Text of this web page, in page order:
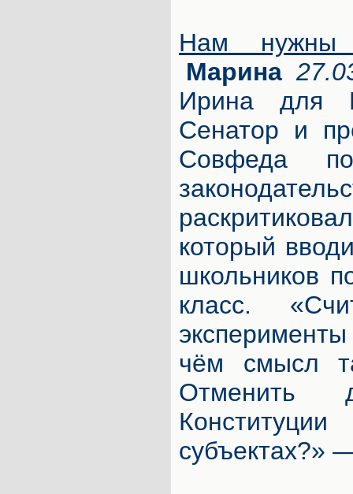
Нам нужны
Марина
Ирина
Сенатор и
Совфеда по
который
школьников
класс.
чём смысл
Отменить
субъектах?»